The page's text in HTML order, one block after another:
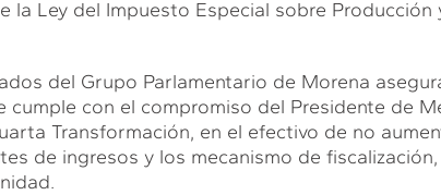
la Ley del Impuesto Especial sobre
del Grupo Parlamentario de Morena
cumple con el compromiso del Presidente de
Transformación, en el efectivo de no
de ingresos y los mecanismo de